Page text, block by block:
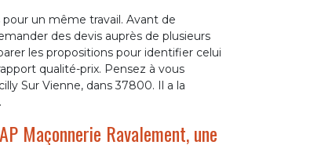
un même travail. Avant de
des devis auprès de plusieurs
les propositions pour identifier celui
qualité-prix. Pensez à vous
Sur Vienne, dans 37800. Il a la
Maçonnerie Ravalement, une